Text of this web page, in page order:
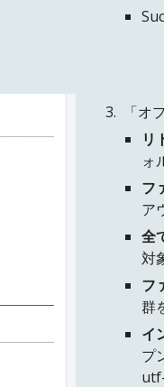
3. 「オ
リ
ォ
フ
ア
全
対
フ
群
イ
プ